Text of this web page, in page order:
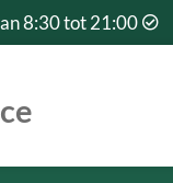
8:30 tot 21:00